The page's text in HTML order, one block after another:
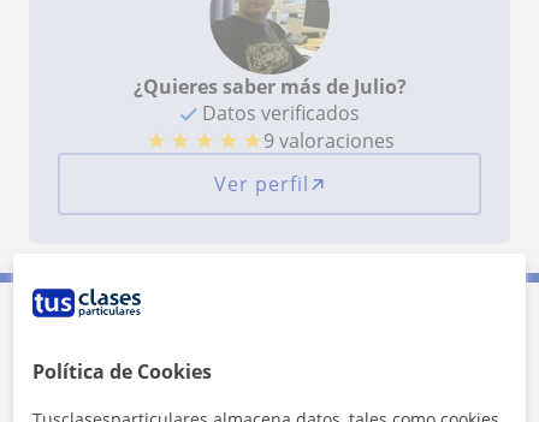
¿Quieres saber más de Julio?
Datos verificados
★ ★ ★ ★ ★9 valoraciones
Ver perfil
Tarifa 14€/h
Política de Cookies